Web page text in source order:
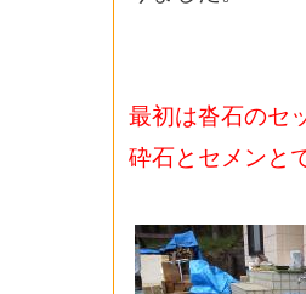
最初は沓石のセ
砕石とセメンと